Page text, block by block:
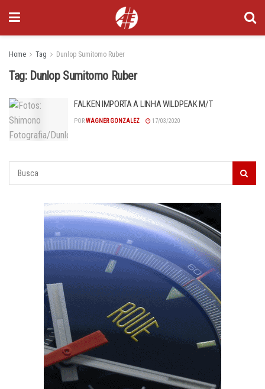
Home Tag Dunlop Sumitomo Ruber
Tag: Dunlop Sumitomo Ruber
FALKEN IMPORTA A LINHA WILDPEAK M/T
PORWAGNER GONZALEZ 17/03/2020